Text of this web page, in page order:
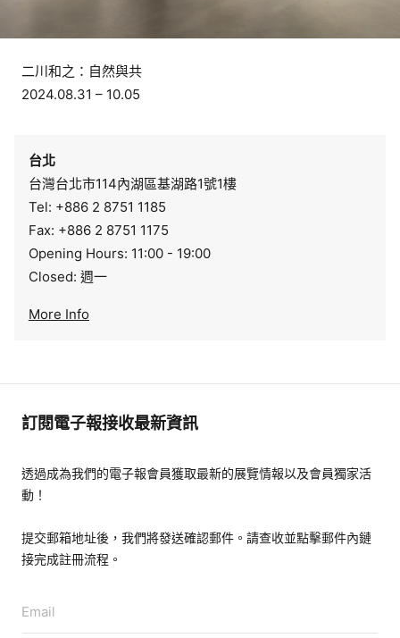
二川和之：自然與共
2024.08.31 – 10.05
台北
台灣台北市114內湖區基湖路1號1樓
Tel: +886 2 8751 1185
Fax: +886 2 8751 1175
Opening Hours: 11:00 - 19:00
Closed: 週一
More Info
訂閱電子報接收最新資訊
透過成為我們的電子報會員獲取最新的展覽情報以及會員獨家活
動！
提交郵箱地址後，我們將發送確認郵件。請查收並點擊郵件內鏈
接完成註冊流程。
Email